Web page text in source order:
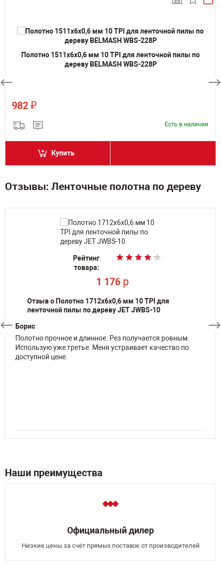
Полотно 1511х6х0,6 мм 10 TPI для ленточной пилы по
дереву BELMASH WBS-228P
982 ₽
Есть в наличии
Купить
Отзывы: Ленточные полотна по дереву
Рейтинг
товара:
1 176 p
Отзыв о Полотно 1712х6х0,6 мм 10 TPI для
ленточной пилы по дереву JET JWBS-10
Борис
Полотно прочное и длинное. Рез получается ровным.
Использую уже третье. Меня устраивает качество по
доступной цене.
Рейтинг
товара:
1 176 p
Рейтинг
товара:
1 426 p
Рейтинг
товара:
1 498 p
Рейтинг
товара:
1 426 p
Рейтинг
товара:
1 426 p
Рейтинг
товара:
p
Наши преимущества
Официальный дилер
Низкие цены за счёт прямых поставок от производителей